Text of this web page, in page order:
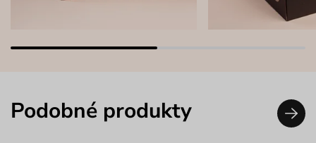
Podobné produkty